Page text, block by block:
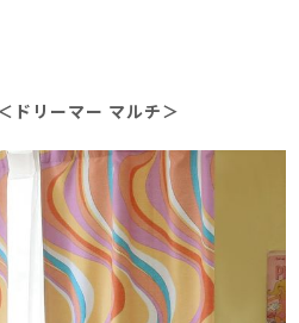
ドリーマー マルチ＞